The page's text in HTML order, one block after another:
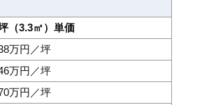
（3.3㎡）単価
万円／坪
万円／坪
万円／坪